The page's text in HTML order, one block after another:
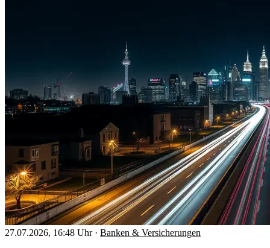
27.07.2026, 16:48 Uhr · Banken & Versicherungen